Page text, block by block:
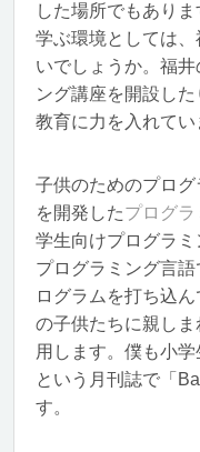
した場所でもあり
学ぶ環境としては
いでしょうか。福
ング講座を開設し
教育に力を入れてい
子供のためのプログ
を開発したプログ
学生向けプログラ
プログラミング言
ログラムを打ち込
の子供たちに親し
用します。僕も小学
という月刊誌で「
す。